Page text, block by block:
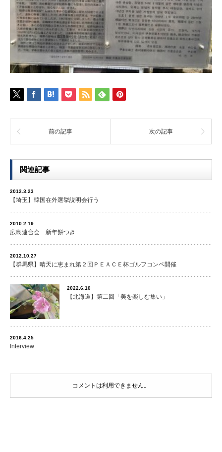
前の記事 次の記事
関連記事
2012.3.23
【埼玉】韓国在外選挙説明会行う
2010.2.19
広島連合会 新年餅つき
2012.10.27
【群馬県】晴天に恵まれ第２回ＰＥＡＣＥ杯ゴルフコンペ開催
2022.6.10
【北海道】第二回「美を楽しむ集い」
2016.4.25
Interview
コメントは利用できません。